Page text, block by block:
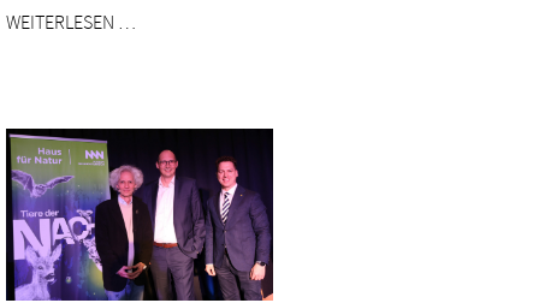
WEITERLESEN …